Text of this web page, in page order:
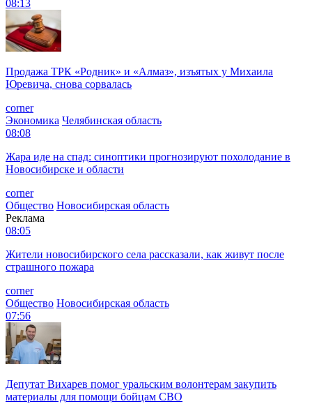
08:13
Продажа ТРК «Родник» и «Алмаз», изъятых у Михаила
Юревича, снова сорвалась
corner
Экономика Челябинская область
08:08
Жара иде на спад: синоптики прогнозируют похолодание в
Новосибирске и области
corner
Общество Новосибирская область
Реклама
08:05
Жители новосибирского села рассказали, как живут после
страшного пожара
corner
Общество Новосибирская область
07:56
Депутат Вихарев помог уральским волонтерам закупить
материалы для помощи бойцам СВО